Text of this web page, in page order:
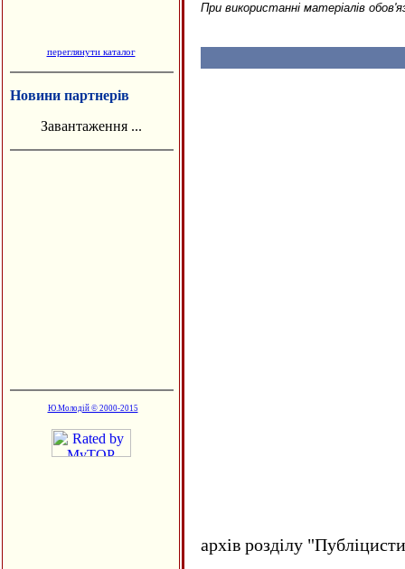
переглянути каталог
Новини партнерів
Завантаження ...
Ю.Молодій © 2000-2015
При використанні матеріалів
архів розділу